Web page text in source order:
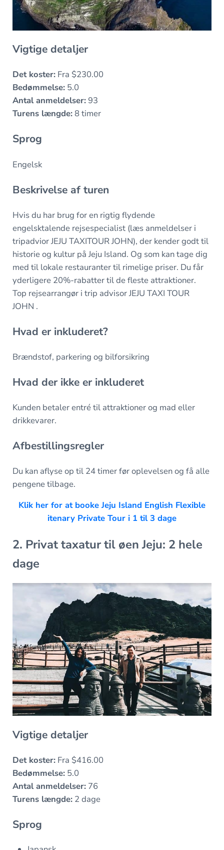
Vigtige detaljer
Det koster:Fra $230.00
Bedømmelse:5.0
Antal anmeldelser:93
Turens længde:8 timer
Sprog
Engelsk
Beskrivelse af turen
Hvis du har brug for en rigtig flydende
engelsktalende rejsespecialist (læs anmeldelser i
tripadvior JEJU TAXITOUR JOHN), der kender godt til
historie og kultur på Jeju Island. Og som kan tage dig
med til lokale restauranter til rimelige priser. Du får
yderligere 20%-rabatter til de fleste attraktioner.
Top rejsearrangør i trip advisor JEJU TAXI TOUR
JOHN .
Hvad er inkluderet?
Brændstof, parkering og bilforsikring
Hvad der ikke er inkluderet
Kunden betaler entré til attraktioner og mad eller
drikkevarer.
Afbestillingsregler
Du kan aflyse op til 24 timer før oplevelsen og få alle
pengene tilbage.
Klik her for at booke Jeju Island English Flexible
itenary Private Tour i 1 til 3 dage
2. Privat taxatur til øen Jeju: 2 hele
dage
Vigtige detaljer
Det koster:Fra $416.00
Bedømmelse:5.0
Antal anmeldelser:76
Turens længde:2 dage
Sprog